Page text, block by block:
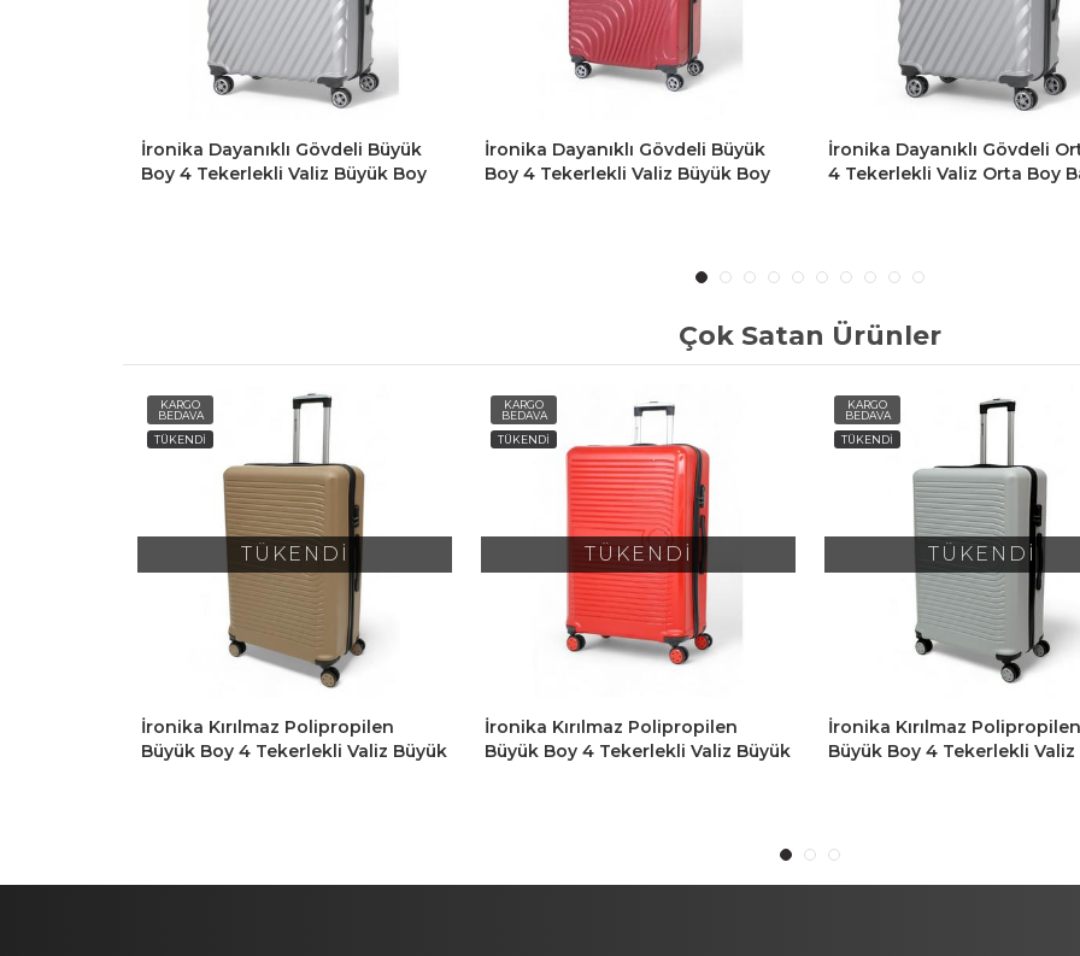
İronika Dayanıklı Gövdeli Büyük
Boy 4 Tekerlekli Valiz Büyük Boy
İronika Dayanıklı Gövdeli Orta Boy
4 Tekerlekli Valiz Orta Boy Bavul
İronika Dayanıklı Gövdeli
4 Tekerlekli Valiz Orta Boy
Çok Satan Ürünler
KARGO
BEDAVA
TÜKENDİ
TÜKENDİ
İronika Kırılmaz Polipropilen
Büyük Boy 4 Tekerlekli Valiz Büyük
KARGO
BEDAVA
TÜKENDİ
TÜKENDİ
İronika Kırılmaz Polipropilen
Büyük Boy 4 Tekerlekli Valiz Büyük
KARGO
BEDAVA
TÜKENDİ
TÜKENDİ
İronika Kırılmaz Polipropilen
Kabin Boy 4 Tekerlekli Valiz